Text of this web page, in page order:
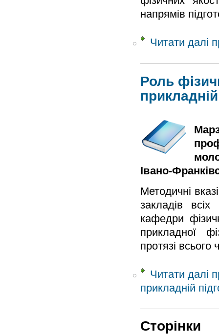
напрямів
Читати далі
Роль
Івано-
Методичні
закладів
кафедри
прикладної
протязі
Читати далі
прикладній
Сторінки